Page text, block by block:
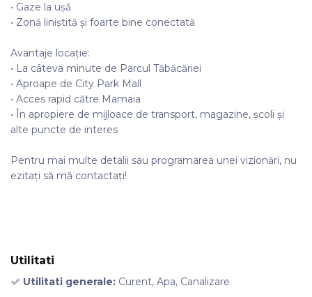
• Gaze la ușă
• Zonă liniștită și foarte bine conectată
Avantaje locație:
• La câteva minute de Parcul Tăbăcăriei
• Aproape de City Park Mall
• Acces rapid către Mamaia
• În apropiere de mijloace de transport, magazine, școli și
alte puncte de interes
Pentru mai multe detalii sau programarea unei vizionări, nu
ezitați să mă contactați!
Utilitati
Utilitati generale: Curent, Apa, Canalizare